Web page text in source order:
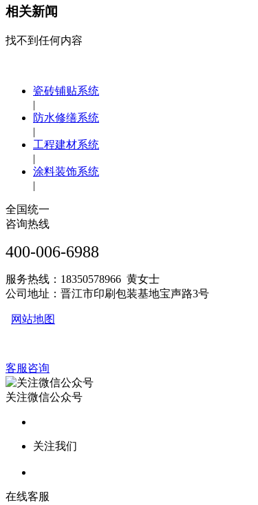
相关新闻
找不到任何内容
瓷砖铺贴系统
|
防水修缮系统
|
工程建材系统
|
涂料装饰系统
|
全国统一
咨询热线
400-006-6988
服务热线：18350578966 黄女士
公司地址：晋江市印刷包装基地宝声路3号
网站地图
客服咨询
关注微信公众号
关注我们
在线客服